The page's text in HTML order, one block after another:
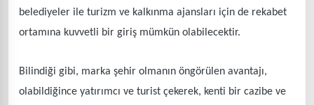
belediyeler ile turizm ve kalkınma ajansları için de rekabet
ortamına kuvvetli bir giriş mümkün olabilecektir.
Bilindiği gibi, marka şehir olmanın öngörülen avantajı,
olabildiğince yatırımcı ve turist çekerek, kenti bir cazibe ve